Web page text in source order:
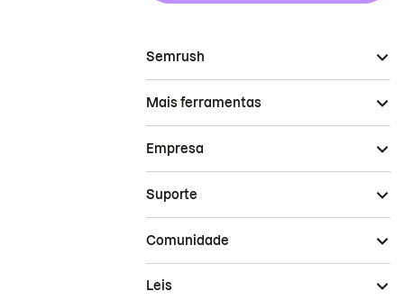
Semrush
Mais ferramentas
Empresa
Suporte
Comunidade
Leis